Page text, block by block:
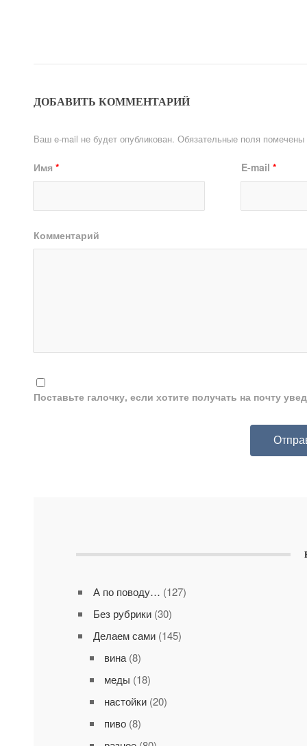
ДОБАВИТЬ КОММЕНТАРИЙ
Ваш e-mail не будет опубликован. Обязательные поля помечены
Имя * E-mail *
Комментарий
Поставьте галочку, если хотите получать на почту
А по поводу… (127)
Без рубрики(30)
Делаем сами(145)
вина(8)
меды (18)
настойки(20)
пиво(8)